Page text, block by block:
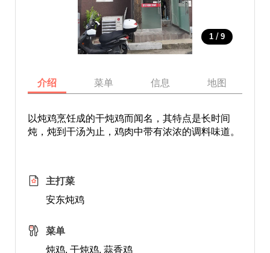
1 / 9
介绍 菜单 信息 地图
以炖鸡烹饪成的干炖鸡而闻名，其特点是长时间
炖，炖到干汤为止，鸡肉中带有浓浓的调料味道。
主打菜
安东炖鸡
菜单
炖鸡, 干炖鸡, 蒜香鸡